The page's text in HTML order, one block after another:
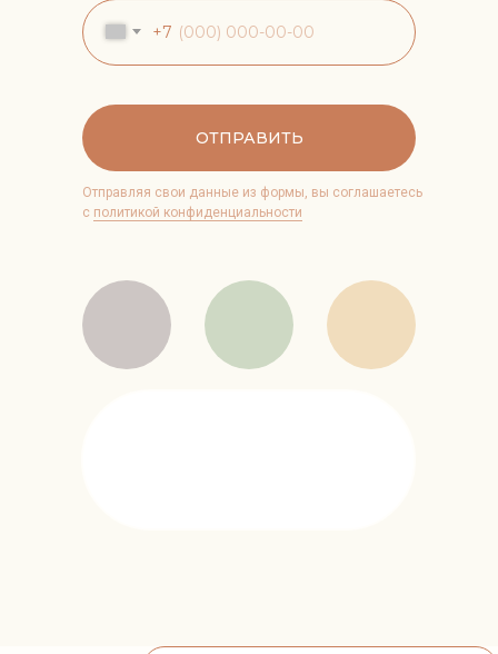
+7
ОТПРАВИТЬ
Отправляя свои данные из формы, вы соглашаетесь
с политикой конфиденциальности